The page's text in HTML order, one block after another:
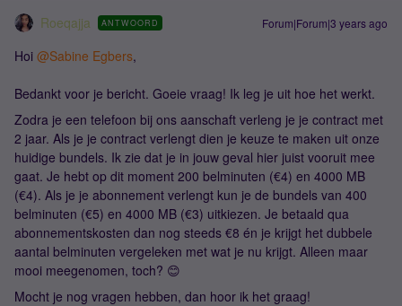
Roeqajja ANTWOORD Forum|Forum|3 years ago
Hoi @Sabine Egbers,
Bedankt voor je bericht. Goeie vraag! Ik leg je uit hoe het werkt.
Zodra je een telefoon bij ons aanschaft verleng je je contract met
2 jaar. Als je je contract verlengt dien je keuze te maken uit onze
huidige bundels. Ik zie dat je in jouw geval hier juist vooruit mee
gaat. Je hebt op dit moment 200 belminuten (€4) en 4000 MB
(€4). Als je je abonnement verlengt kun je de bundels van 400
belminuten (€5) en 4000 MB (€3) uitkiezen. Je betaald qua
abonnementskosten dan nog steeds €8 én je krijgt het dubbele
aantal belminuten vergeleken met wat je nu krijgt. Alleen maar
mooi meegenomen, toch? 😊
Mocht je nog vragen hebben, dan hoor ik het graag!